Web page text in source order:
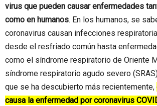
virus que pueden causar enfermedades
como en humanos. En los humanos, se
coronavirus causan infecciones
desde el resfriado común hasta
como el síndrome respiratorio de Oriente
síndrome respiratorio agudo severo
que se ha descubierto más recientemente,
causa la enfermedad por coronavirus